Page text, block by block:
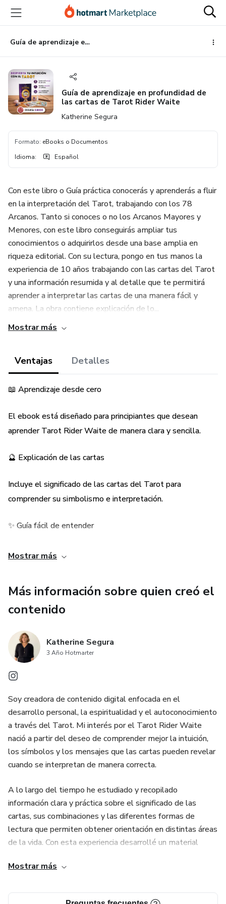
principal
página
de
página
Guía de aprendizaje en profundidad de las cartas de Tarot Rider Waite
Guía de aprendizaje en profundidad de
las cartas de Tarot Rider Waite
Katherine Segura
Formato: eBooks o Documentos
Idioma: Español
Con este libro o Guía práctica conocerás y aprenderás a fluir
en la interpretación del Tarot, trabajando con los 78
Arcanos. Tanto si conoces o no los Arcanos Mayores y
Menores, con este libro conseguirás ampliar tus
conocimientos o adquirirlos desde una base amplia en
riqueza editorial. Con su lectura, pongo en tus manos la
experiencia de 10 años trabajando con las cartas del Tarot
y una información resumida y al detalle que te permitirá
aprender a interpretar las cartas de una manera fácil y
amena. La obra contiene explicación de lo...
Mostrar más
Ventajas Detalles
📖 Aprendizaje desde cero
El ebook está diseñado para principiantes que desean
aprender Tarot Rider Waite de manera clara y sencilla.
🔮 Explicación de las cartas
Incluye el significado de las cartas del Tarot para
comprender su simbolismo e interpretación.
✨ Guía fácil de entender
El contenido está explicado paso a paso para facilitar el
🧠 Desarrolla tu intuición
capacidad de interpretación.
📚 Material prá
Mostrar más
Más información sobre quien creó el
contenido
Katherine Segura
3 Año Hotmarter
Soy creadora de contenido digital enfocada en el
desarrollo personal, la espiritualidad y el autoconocimiento
a través del Tarot. Mi interés por el Tarot Rider Waite
nació a partir del deseo de comprender mejor la intuición,
los símbolos y los mensajes que las cartas pueden revelar
cuando se interpretan de manera correcta.
A lo largo del tiempo he estudiado y recopilado
información clara y práctica sobre el significado de las
cartas, sus combinaciones y las diferentes formas de
lectura que permiten obtener orientación en distintas áreas
de la vida. Con esta experiencia desarrollé un material
aprender Tarot desde cero, sin complicaciones y con una
Mostrar más